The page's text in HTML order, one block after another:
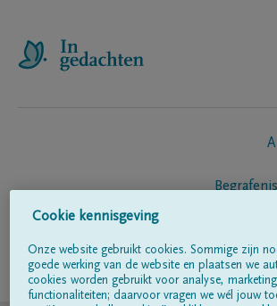
Volg ons op
Cookie kennisgeving
Onze website gebruikt cookies. Sommige zijn
goede werking van de website en plaatsen we
cookies worden gebruikt voor analyse,
functionaliteiten; daarvoor vragen we wél jouw